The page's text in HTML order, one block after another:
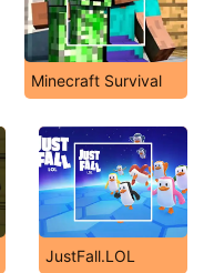
Minecraft Survival
JustFall.LOL